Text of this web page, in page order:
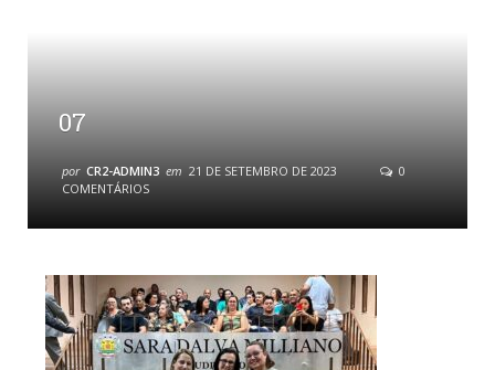
07
por CR2-ADMIN3 em 21 DE SETEMBRO DE 2023
0
COMENTÁRIOS